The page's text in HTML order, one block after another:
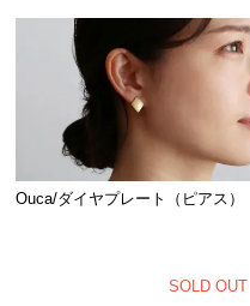
Ouca/ダイヤプレート（ピアス）
SOLD OUT